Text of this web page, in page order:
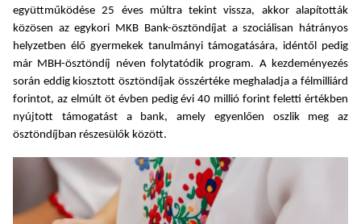
együttműködése 25 éves múltra tekint vissza, akkor alapították
közösen az egykori MKB Bank-ösztöndíjat a szociálisan hátrányos
helyzetben élő gyermekek tanulmányi támogatására, idéntől pedig
már MBH-ösztöndíj néven folytatódik program. A kezdeményezés
során eddig kiosztott ösztöndíjak összértéke meghaladja a félmilliárd
forintot, az elmúlt öt évben pedig évi 40 millió forint feletti értékben
nyújtott támogatást a bank, amely egyenlően oszlik meg az
ösztöndíjban részesülők között.